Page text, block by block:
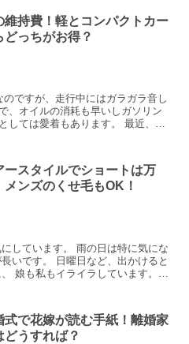
維持費！軽とコンパクトカー
どっちがお得？
ですが、走行中にはガラガラ音し
、オイルの消耗も早いしガソリン
しては愛着もあります。 最近、こ
ースタイルでショートは万
メンズのくせ毛もOK！
しています。 雨の日は特に気にな
いです。 日曜日など、出かけると
娘も私もイライラしています。
式で花嫁が読む手紙！離婚家
どうすれば？